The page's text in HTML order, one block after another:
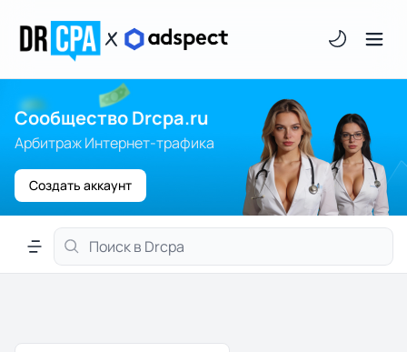
Светлая/
Сообщество Drcpa.ru
Арбитраж Интернет-трафика
Создать аккаунт
Меню навигации